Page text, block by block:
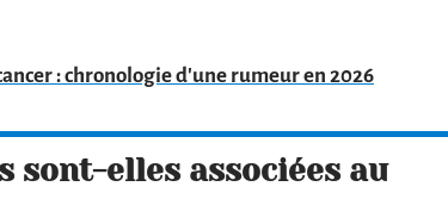
: chronologie d'une rumeur en 2026
sont-elles associées au